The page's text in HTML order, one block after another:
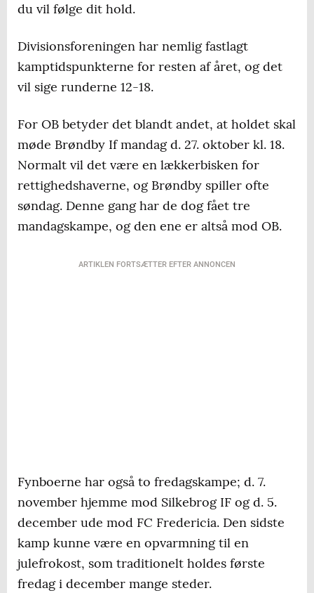
du vil følge dit hold.
Divisionsforeningen har nemlig fastlagt
kamptidspunkterne for resten af året, og det
vil sige runderne 12-18.
For OB betyder det blandt andet, at holdet skal
møde Brøndby If mandag d. 27. oktober kl. 18.
Normalt vil det være en lækkerbisken for
rettighedshaverne, og Brøndby spiller ofte
søndag. Denne gang har de dog fået tre
mandagskampe, og den ene er altså mod OB.
ARTIKLEN FORTSÆTTER EFTER ANNONCEN
Fynboerne har også to fredagskampe; d. 7.
november hjemme mod Silkebrog IF og d. 5.
december ude mod FC Fredericia. Den sidste
kamp kunne være en opvarmning til en
julefrokost, som traditionelt holdes første
fredag i december mange steder.